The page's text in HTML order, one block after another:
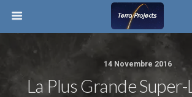
14 Novembre 2016
La Plus Grande